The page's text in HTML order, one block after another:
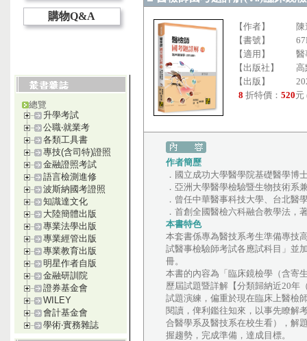
購物Q&A
總覽
升學考試
公職‧就業考
各類工具書
專技(含司特)證照
金融證照考試
語言檢測進修
波斯納國考證照
知識達文化
大陸簡體出版
專業法學出版
專業經管出版
專業教育出版
明星作者自版
金融研訓院
證券基金會
WILEY
會計基金會
學術‧實務雜誌
【作者】
【書號】
【適用】
醫
【出版社】
高
【出版】
8 折特價： 520元
作者簡歷
．國立成功大學醫學院基礎醫學博
．亞洲大學醫學檢驗暨生物技術系
．曾任中華醫事科技大學、台北醫
．首創全國醫檢六科融合教學法，
本書特色
本套書係專為醫技系考生準備專技
試醫事檢驗師考試各應試科目」
冊。
本書的內容為「臨床鏡檢學（含寄
歷屆試題暨詳解【分類歸納近20年
試題演練，偏重於現在臨床上醫檢
閱讀，俾利鑑往知來，以事先瞭解
合醫學系及醫技系在校生看），解
握趨勢，完成準備，達成目標。